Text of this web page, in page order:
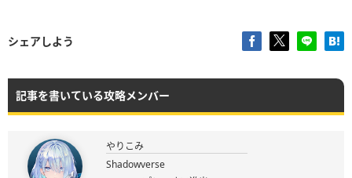
シェアしよう
記事を書いている攻略メンバー
やりこみ
Shadowverse